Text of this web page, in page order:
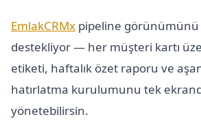
EmlakCRMx pipeline
destekliyor — her müşteri kartı
etiketi, haftalık özet raporu ve
hatırlatma kurulumunu tek
yönetebilirsin.